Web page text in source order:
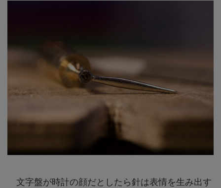
文字盤が時計の顔だとしたら針は表情を生み出す